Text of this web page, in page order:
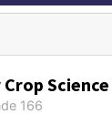
166